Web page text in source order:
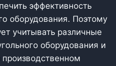
эффективность
оборудования. Поэтому
учитывать различные
оборудования и